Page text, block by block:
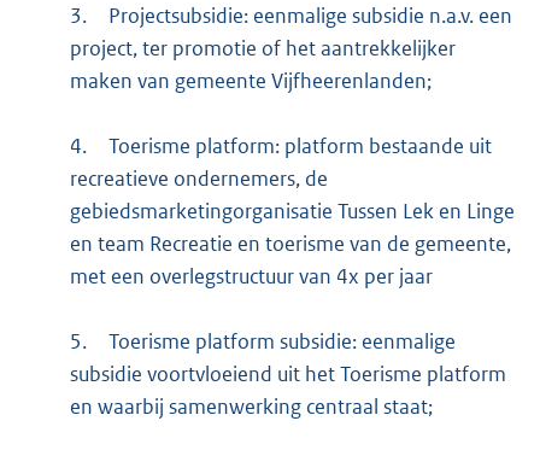
3.
Projectsubsidie: eenmalige subsidie n.a.v. een
project, ter promotie of het aantrekkelijker
maken van gemeente Vijfheerenlanden;
4.
Toerisme platform: platform bestaande uit
recreatieve ondernemers, de
gebiedsmarketingorganisatie Tussen Lek en Linge
en team Recreatie en toerisme van de gemeente,
met een overlegstructuur van 4x per jaar
5.
Toerisme platform subsidie: eenmalige
subsidie voortvloeiend uit het Toerisme platform
en waarbij samenwerking centraal staat;